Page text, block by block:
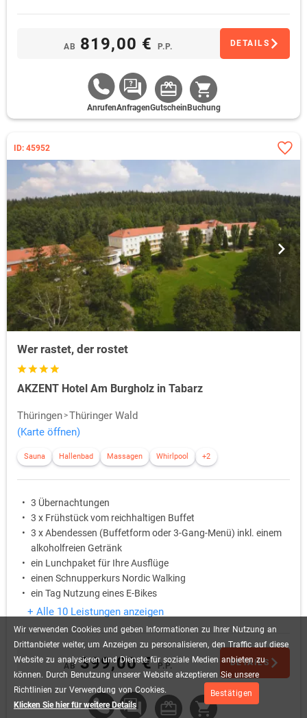
Wir verwenden Cookies und geben Informationen zu Ihrer Nutzung an
Drittanbieter weiter, um Anzeigen zu personalisieren, den Traffic auf diese
Website zu analysieren und Dienste für soziale Medien anbieten zu
können. Durch Benutzung unserer Website akzeptieren Sie unsere
Richtlinien zur Verwendung von Cookies.
Klicken Sie hier für weitere Details
Bestätigen
AB 819,00 € P.P. DETAILS
AnrufenAnfragenGutschein Buchung
ID: 45952
Wer rastet, der rostet
AKZENT Hotel Am Burgholz in Tabarz
Thüringen Thüringer Wald
(Karte öffnen)
Sauna Hallenbad Massagen Whirlpool +2
3 Übernachtungen
3 x Frühstück vom reichhaltigen Buffet
3 x Abendessen (Buffetform oder 3-Gang-Menü) inkl. einem
alkoholfreien Getränk
ein Lunchpaket für Ihre Ausflüge
einen Schnupperkurs Nordic Walking
ein Tag Nutzung eines E-Bikes
+ Alle 10 Leistungen anzeigen
AB 399,00 €P.P. DETAILS